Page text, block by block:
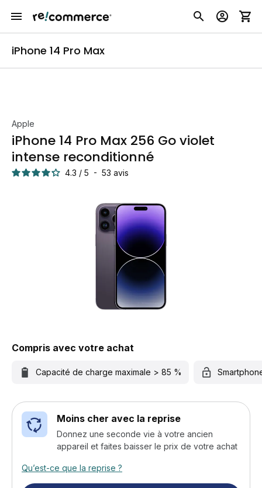
iPhone 14 Pro Max
Apple
iPhone 14 Pro Max 256 Go violet
intense reconditionné
4.3 / 5 - 53 avis
Compris avec votre achat
Capacité de charge maximale > 85 %
Moins cher avec la reprise
Donnez une seconde vie à votre ancien
appareil et faites baisser le prix de votre achat
Qu’est-ce que la reprise ?